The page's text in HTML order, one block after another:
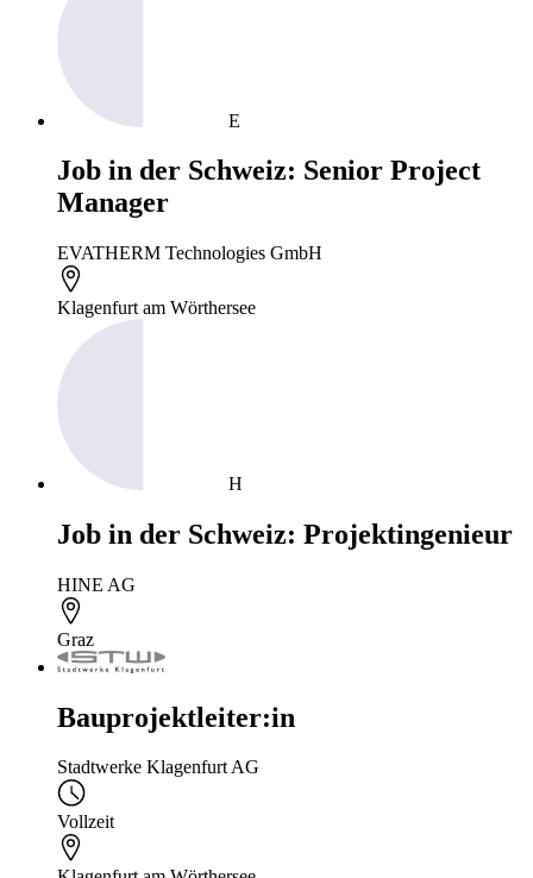
E
Job in der Schweiz: Senior Project
Manager
EVATHERM Technologies GmbH
Klagenfurt am Wörthersee
H
Job in der Schweiz: Projektingenieur
HINE AG
Graz
Bauprojektleiter:in
Stadtwerke Klagenfurt AG
Vollzeit